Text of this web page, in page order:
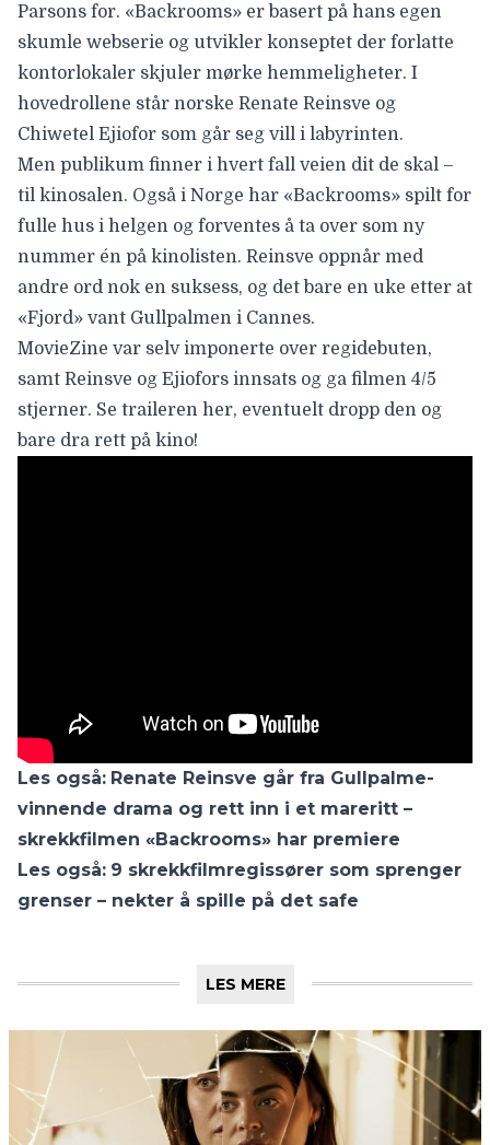
Parsons for. «Backrooms» er basert på hans egen
skumle webserie og utvikler konseptet der forlatte
kontorlokaler skjuler mørke hemmeligheter. I
hovedrollene står norske Renate Reinsve og
Chiwetel Ejiofor som går seg vill i labyrinten.
Men publikum finner i hvert fall veien dit de skal –
til kinosalen. Også i Norge har «Backrooms» spilt for
fulle hus i helgen og forventes å ta over som ny
nummer én på kinolisten. Reinsve oppnår med
andre ord nok en suksess, og det bare en uke etter at
«Fjord» vant Gullpalmen i Cannes.
MovieZine var selv imponerte over regidebuten,
samt Reinsve og Ejiofors innsats og ga filmen 4/5
stjerner. Se traileren her, eventuelt dropp den og
bare dra rett på kino!
Les også: Renate Reinsve går fra Gullpalme-
vinnende drama og rett inn i et mareritt –
skrekkfilmen «Backrooms» har premiere
Les også: 9 skrekkfilmregissører som sprenger
grenser – nekter å spille på det safe
LES MERE